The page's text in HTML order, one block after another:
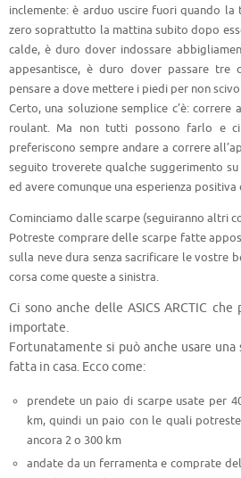
inclemente: è arduo uscire fuori quando
zero soprattutto la mattina subito dopo
calde, è duro dover indossare
appesantisce, è duro dover passare
pensare a dove mettere i piedi per non
Certo, una soluzione semplice c’è: correre
roulant. Ma non tutti possono farlo e
preferiscono sempre andare a correre
seguito troverete qualche suggerimento
ed avere comunque una esperienza
Cominciamo dalle scarpe (seguiranno altri
Potreste comprare delle scarpe fatte
sulla neve dura senza sacrificare le vostre
corsa come queste a sinistra.
Ci sono anche delle ASICS ARCTIC
importate.
Fortunatamente si può anche usare
fatta in casa. Ecco come:
prendete un paio di scarpe usate per
km, quindi un paio con le quali
ancora 2 o 300 km
andate da un ferramenta e comprate